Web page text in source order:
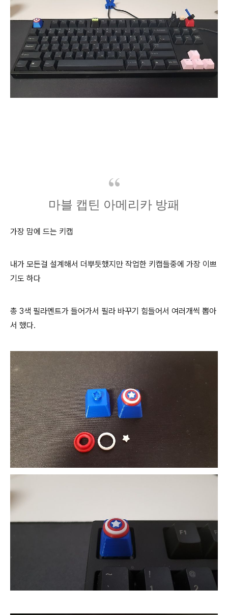
마블 캡틴 아메리카 방패
가장 맘에 드는 키캡
내가 모든걸 설계해서 더뿌듯했지만 작업한 키캡들중에 가장 이쁘
기도 하다
총 3색 필라멘트가 들어가서 필라 바꾸기 힘들어서 여러개씩 뽑아
서 했다.